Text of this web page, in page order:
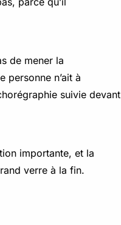
de mener la
n’ait à
suivie devant
importante, et la
verre à la fin.